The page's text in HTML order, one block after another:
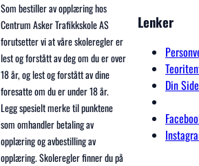
Som bestiller av opplæring hos
Centrum Asker Trafikkskole AS
forutsetter vi at våre skoleregler er
lest og forstått av deg om du er over
18 år, og lest og forstått av dine
foresatte om du er under 18 år.
Legg spesielt merke til punktene
som omhandler betaling av
opplæring og avbestilling av
opplæring. Skoleregler finner du på
Lenker
Din Side